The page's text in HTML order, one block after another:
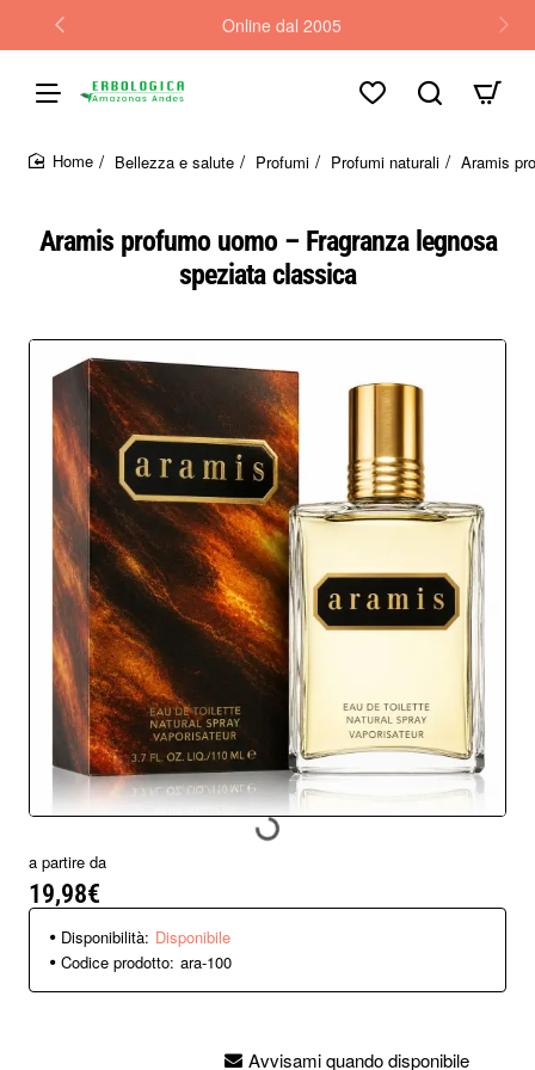
Online dal 2005
Aramis profumo uomo – Fragranza legnosa
speziata classica
Bellezza e salute Profumi Profumi naturali Aramis
Disponibile
a partire da
19,98€
Disponibilità: Disponibile
Codice prodotto: ara-100
Avvisami quando disponibile